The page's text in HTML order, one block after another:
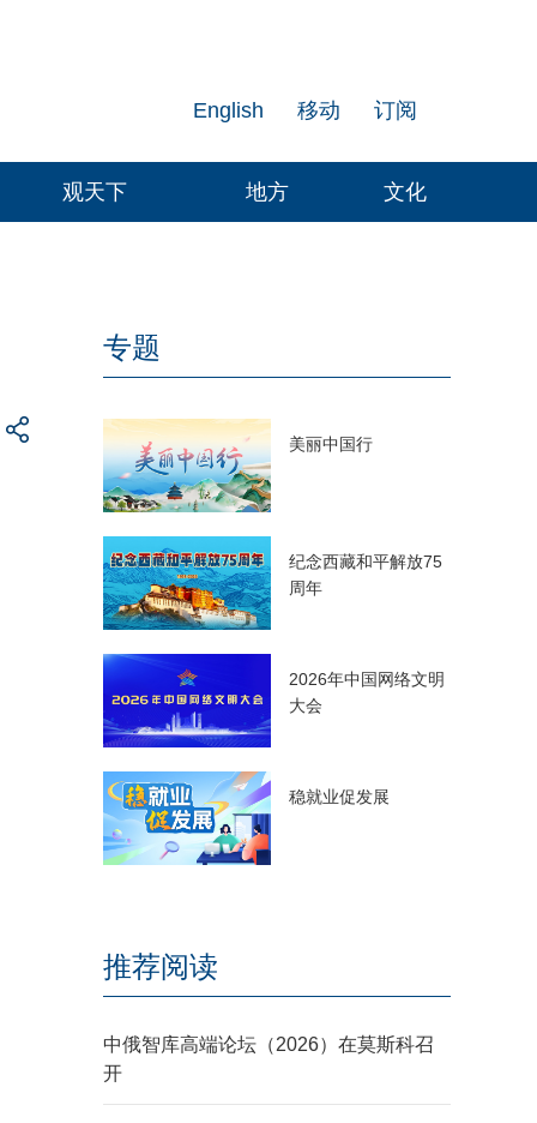
订阅
移动
English
观天下 地方 文化
专题
美丽中国行
纪念西藏和平解放75
周年
2026年中国网络文明
大会
稳就业促发展
推荐阅读
中俄智库高端论坛（2026）在莫斯科召
开